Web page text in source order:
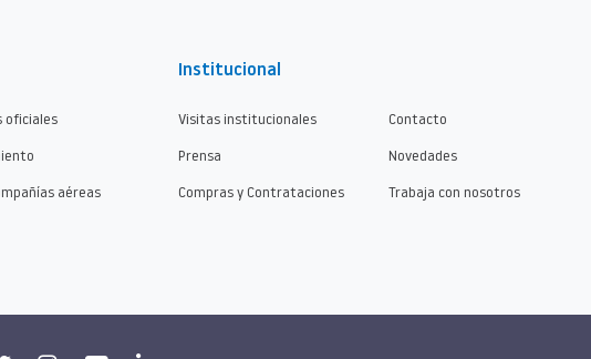
oficiales
aéreas
Institucional
Visitas institucionales Contacto
Prensa Novedades
Compras y Contrataciones Trabaja con nosotros